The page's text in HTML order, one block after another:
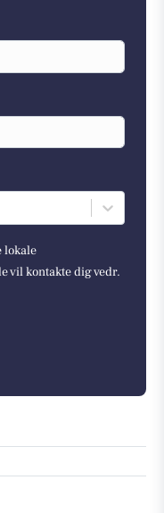
lokale
vil kontakte dig vedr.